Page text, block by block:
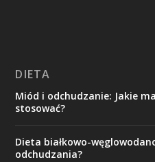
DIETA
Miód i odchudzanie: Jakie
stosować?
Dieta białkowo-
odchudzania?